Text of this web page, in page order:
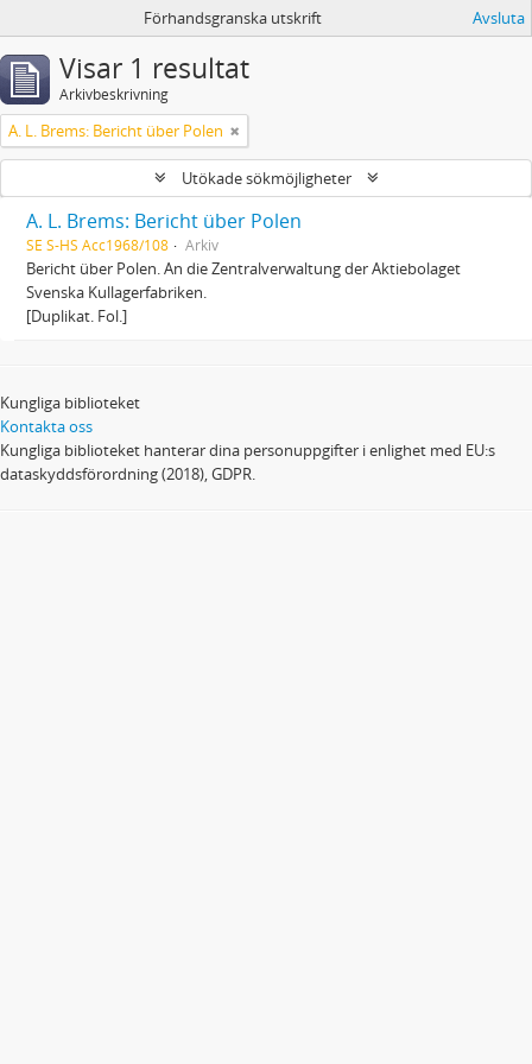
Förhandsgranska utskrift Avsluta
Visar 1 resultat
Arkivbeskrivning
A. L. Brems: Bericht über Polen
Utökade sökmöjligheter
A. L. Brems: Bericht über Polen
SE S-HS Acc1968/108 Arkiv
Bericht über Polen. An die Zentralverwaltung der Aktiebolaget
Svenska Kullagerfabriken.
[Duplikat. Fol.]
Kungliga biblioteket
Kontakta oss
Kungliga biblioteket hanterar dina personuppgifter i enlighet med EU:s
dataskyddsförordning (2018), GDPR.